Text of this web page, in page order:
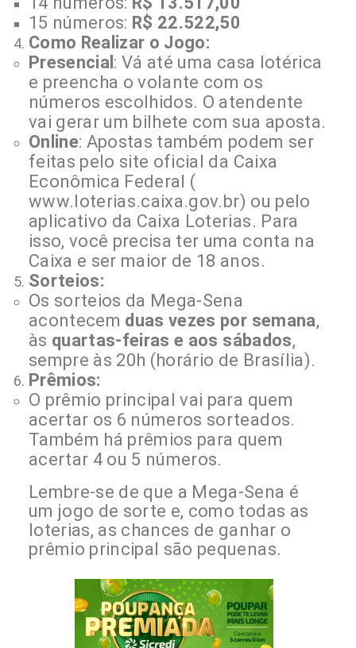
15 números: R$ 22.522,50
Como Realizar o Jogo:
Presencial : Vá até uma casa lotérica
e preencha o volante com os
números escolhidos. O atendente
vai gerar um bilhete com sua aposta.
Online: Apostas também podem ser
feitas pelo site oficial da Caixa
Econômica Federal (
www.loterias.caixa.gov.br) ou pelo
aplicativo da Caixa Loterias. Para
isso, você precisa ter uma conta na
Caixa e ser maior de 18 anos.
Sorteios:
Os sorteios da Mega-Sena
acontecem duas vezes por semana,
às quartas-feiras e aos sábados,
sempre às 20h (horário de Brasília).
Prêmios:
O prêmio principal vai para quem
acertar os 6 números sorteados.
Também há prêmios para quem
acertar 4 ou 5 números.
Lembre-se de que a Mega-Sena é
um jogo de sorte e, como todas as
loterias, as chances de ganhar o
prêmio principal são pequenas.